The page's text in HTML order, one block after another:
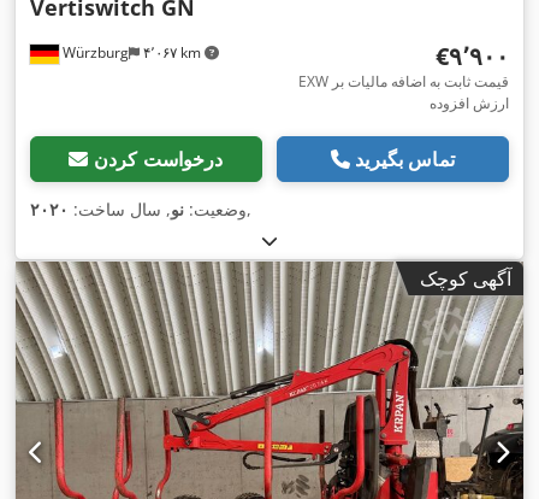
Würzburg ۴٬۰۶۷ km
Vertiswitch GN
‎€۹٬۹۰۰
EXW قیمت ثابت به اضافه مالیات بر
ارزش افزوده
درخواست کردن تماس بگیرید
وضعیت: نو, سال ساخت: ۲۰۲۰ ,
آگهی کوچک